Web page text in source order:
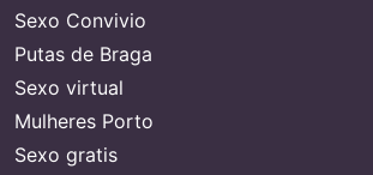
Sexo Convivio
Putas de Braga
Sexo virtual
Mulheres Porto
Sexo gratis